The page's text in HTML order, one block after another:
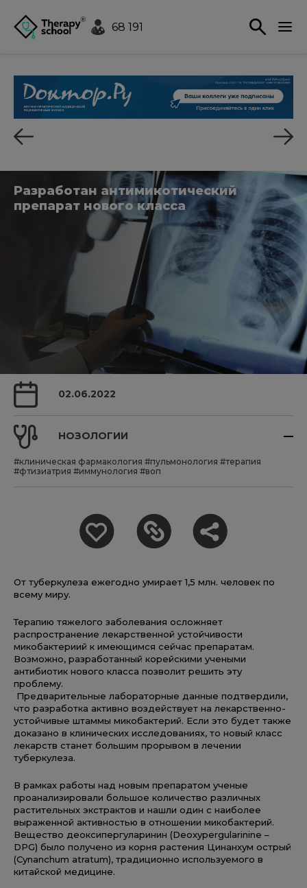
68 191
Разработан антимикотический
препарат нового класса
02.06.2022
НОЗОЛОГИИ
#клиническая фармакология #пульмонология #терапия
#фтизиатрия #иммунология #воп
От туберкулеза ежегодно умирает 1,5 млн. человек по
всему миру.
Терапию тяжелого заболевания осложняет
распространение лекарственной устойчивости
микобактериий к имеющимся сейчас препаратам.
Возможно, разработанный корейскими учеными
антибиотик нового класса позволит решить эту
проблему.
Предварительные лабораторные данные подтвердили,
что разработка активно воздействует на лекарственно-
устойчивые штаммы микобактерий. Если это будет также
доказано в клинических исследованиях, то новый класс
лекарств станет большим прорывом в лечении
туберкулеза.
В рамках работы над новым препаратом ученые
проанализировали большое количество различных
растительных экстрактов и нашли один с наиболее
выраженной активностью в отношении микобактерий.
Вещество деоксипергуларинин (Deoxypergularinine –
DPG) было получено из корня растения Цинанхум острый
(Cynanchum atratum), традиционно используемого в
китайской медицине.